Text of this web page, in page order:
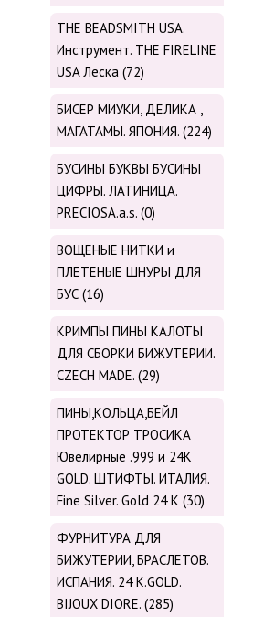
THE BEADSMITH USA.
Инструмент. THE FIRELINE
USA Леска (72)
БИСЕР МИУКИ, ДЕЛИКА ,
МАГАТАМЫ. ЯПОНИЯ. (224)
БУСИНЫ БУКВЫ БУСИНЫ
ЦИФРЫ. ЛАТИНИЦА.
PRECIOSA.a.s. (0)
ВОЩЕНЫЕ НИТКИ и
ПЛЕТЕНЫЕ ШНУРЫ ДЛЯ
БУС (16)
КРИМПЫ ПИНЫ КАЛОТЫ
ДЛЯ СБОРКИ БИЖУТЕРИИ.
CZECH MADE. (29)
ПИНЫ,КОЛЬЦА,БЕЙЛ
ПРОТЕКТОР ТРОСИКА
Ювелирные .999 и 24К
GOLD. ШТИФТЫ. ИТАЛИЯ.
Fine Silver. Gold 24 K (30)
ФУРНИТУРА ДЛЯ
БИЖУТЕРИИ, БРАСЛЕТОВ.
ИСПАНИЯ. 24 K.GOLD.
BIJOUX DIORE. (285)